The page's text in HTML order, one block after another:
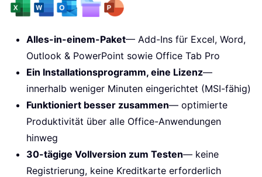
Alles-in-einem-Paket— Add-Ins für Excel, Word,
Outlook & PowerPoint sowie Office Tab Pro
Ein Installationsprogramm, eine Lizenz—
innerhalb weniger Minuten eingerichtet (MSI-fähig)
Funktioniert besser zusammen— optimierte
Produktivität über alle Office-Anwendungen
hinweg
30-tägige Vollversion zum Testen— keine
Registrierung, keine Kreditkarte erforderlich